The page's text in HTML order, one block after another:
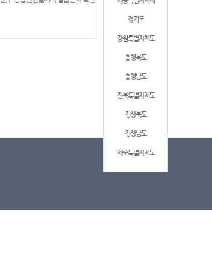
경기도
강원특별자치도
충청북도
충청남도
전북특별자치도
경상북도
경상남도
제주특별자치도